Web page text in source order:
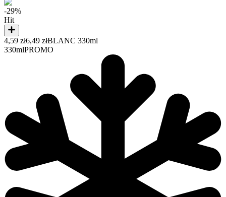
-29%
Hit
4,59 zł6,49 złBLANC 330ml
330mlPROMO